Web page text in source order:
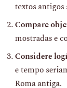
textos antigos
Compare
mostradas e
Considere
e tempo
Roma antiga.